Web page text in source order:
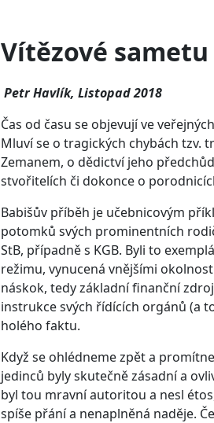
Vítězové
Petr Havlík, Listopad 2018
Čas od času se objevují ve
Mluví se o tragických chybách
Zemanem, o dědictví jeho
stvořitelích či dokonce o
Babišův příběh je učebnicovým
potomků svých prominentních
StB, případně s KGB. Byli to
režimu, vynucená vnějšími
náskok, tedy základní finanční
instrukce svých řídících orgánů (a
holého faktu.
Když se ohlédneme zpět a
jedinců byly skutečně zásadní a
byl tou mravní autoritou a nesl
spíše přání a nenaplněná naděje.